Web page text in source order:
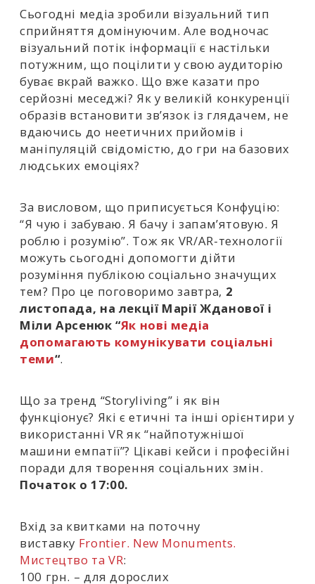
Сьогодні медіа зробили візуальний тип
сприйняття домінуючим. Але водночас
візуальний потік інформації є настільки
потужним, що поцілити у свою аудиторію
буває вкрай важко. Що вже казати про
серйозні меседжі? Як у великій конкуренції
образів встановити зв’язок із глядачем, не
вдаючись до неетичних прийомів і
маніпуляцій свідомістю, до гри на базових
людських емоціях?
За висловом, що приписується Конфуцію:
“Я чую і забуваю. Я бачу і запам’ятовую. Я
роблю і розумію”. Тож як VR/AR-технології
можуть сьогодні допомогти дійти
розуміння публікою соціально значущих
тем? Про це поговоримо завтра, 2
листопада, на лекції Марії Жданової і
Міли Арсенюк “Як нові медіа
допомагають комунікувати соціальні
теми“.
Що за тренд “Storyliving” і як він
функціонує? Які є етичні та інші орієнтири у
використанні VR як “найпотужнішої
машини емпатії”? Цікаві кейси і професійні
поради для творення соціальних змін.
Початок о 17:00.
Вхід за квитками на поточну
виставку Frontier. New Monuments.
Мистецтво та VR:
100 грн. – для дорослих